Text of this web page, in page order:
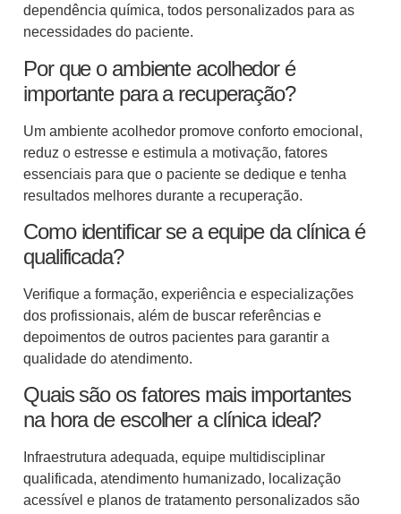
dependência química, todos personalizados para as
necessidades do paciente.
Por que o ambiente acolhedor é
importante para a recuperação?
Um ambiente acolhedor promove conforto emocional,
reduz o estresse e estimula a motivação, fatores
essenciais para que o paciente se dedique e tenha
resultados melhores durante a recuperação.
Como identificar se a equipe da clínica é
qualificada?
Verifique a formação, experiência e especializações
dos profissionais, além de buscar referências e
depoimentos de outros pacientes para garantir a
qualidade do atendimento.
Quais são os fatores mais importantes
na hora de escolher a clínica ideal?
Infraestrutura adequada, equipe multidisciplinar
qualificada, atendimento humanizado, localização
acessível e planos de tratamento personalizados são